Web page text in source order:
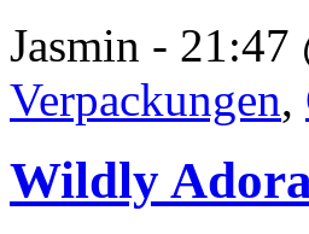
Jasmin - 21:47
Verpackungen,
Wildly